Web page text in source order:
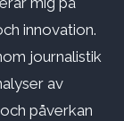
innovation.
journalistik
av
påverkan